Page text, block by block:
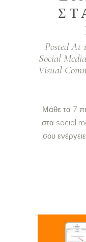
Posted At
Social Media
Visual
Μάθε τα 7
στα social
σου